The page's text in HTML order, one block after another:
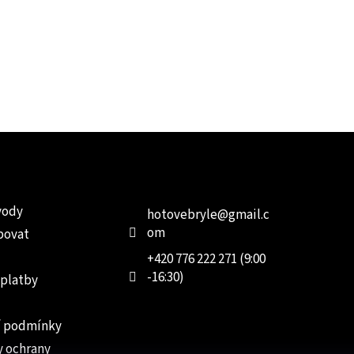
podmínky
ochrany
hotovebryle@gmail.c
om
+420 776 222 271 (9:00
-16:30)